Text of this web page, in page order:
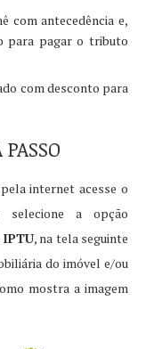
com antecedência e,
para pagar o tributo
com desconto para
internet acesse o
selecione a opção
IPTU, na tela seguinte
do imóvel e/ou
mostra a imagem